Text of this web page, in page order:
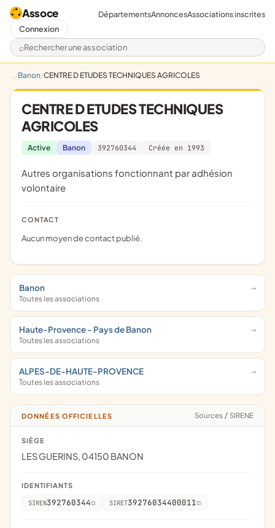
Assoce
Rechercher une association
DépartementsAnnoncesAssociations inscrites
Connexion
Banon CENTRE D ETUDES TECHNIQUES AGRICOLES
CENTRE D ETUDES TECHNIQUES
AGRICOLES
Active Banon 392760344 Créée en 1993
Autres organisations fonctionnant par adhésion
volontaire
CONTACT
Aucun moyen de contact publié.
Banon
Toutes les associations
Haute-Provence - Pays de Banon
Toutes les associations
ALPES-DE-HAUTE-PROVENCE
Toutes les associations
DONNÉES OFFICIELLES Sources / SIRENE
SIÈGE
LES GUERINS, 04150 BANON
IDENTIFIANTS
SIREN392760344 SIRET39276034400011